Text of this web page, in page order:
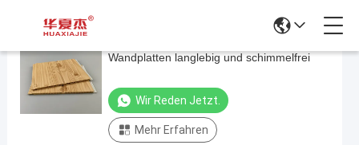
für
Wohnkultur
wpc
Wandplatten
Wandplatten langlebig und schimmelfrei
Wir Reden Jetzt.
Mehr Erfahren